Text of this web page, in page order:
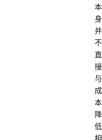
本
身
并
不
直
接
与
成
本
降
低